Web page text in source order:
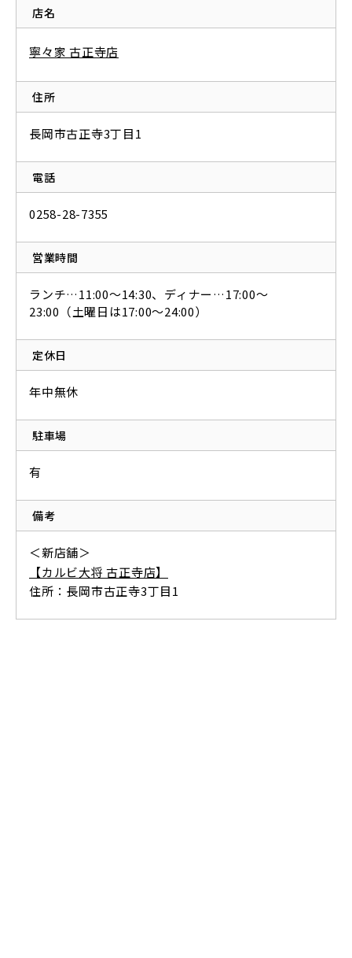
店名
寧々家 古正寺店
住所
長岡市古正寺3丁目1
電話
0258-28-7355
営業時間
ランチ…11:00～14:30、ディナー…17:00～
23:00（土曜日は17:00～24:00）
定休日
年中無休
駐車場
有
備考
＜新店舗＞
【カルビ大将 古正寺店】
住所：長岡市古正寺3丁目1